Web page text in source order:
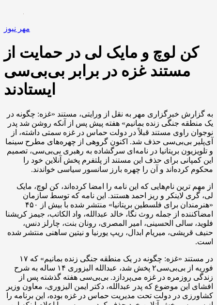
مهر نیوز
کن لوچ و مایک لی در حمایت از
مستند غزه در برابر بی‌بی‌سی
ایستادند
به گزارش خبرگزاری مهر به نقل از ورایتی، مستند «غزه: چگونه در
یک منطقه جنگی زنده بمانیم» هفته پیش پس از آنکه روشن شد پدر
نوجوان راوی مستند قبلاً در دولت حماس در غزه سمتی داشته، از
آی‌پلیر بی‌بی‌سی حذف شد. اکنون گروهی از چهره‌های مطرح سینما
و تلویزیون بریتانیا در نامه‌ای سرگشاده به رهبری بی‌بی‌سی، تصمیم
این کمپانی برای حذف این مستند از پلتفرم پخش آنلاین خود را
محکوم کرده‌اند و آن را چهره بارز سانسور سیاسی خواندند.
از مهم ترین نام‌هایی که این نامه را امضا کرده‌اند، کن لوچ، مایک
لی، گری لاینکر و ریز احمد هستند. این نامه که توسط سازمان
«هنرمندان برای فلسطین بریتانیا» منتشر شده با بیش از ۴۵۰
امضاکننده از جمله روث نگا، خالد عبدالله، واد الکاتب، جیمز کریشنا
فلوید، سالی الحسینی، امیر المصری، رونان بنت، چارلز دنس،
حنیف قریشی، میریام ابدال، ریپ یورنیا و نیتین ساهنی منتشر شده
است.
در مستند «غزه: چگونه در یک منطقه جنگی زنده بمانیم» که ۱۷
فوریه از بی‌بی‌سی۲ پخش شد، عبدالله الیزوری ۱۴ ساله به شرح
زندگی روزمره در غزه می‌پردازد. بی‌بی‌سی هفته گذشته پس از
افشای این موضوع که پدر عبدالله، دکتر ایمن الیزوری، معاون وزیر
کشاورزی در دولت تحت مدیریت حماس در غزه بوده، این برنامه را